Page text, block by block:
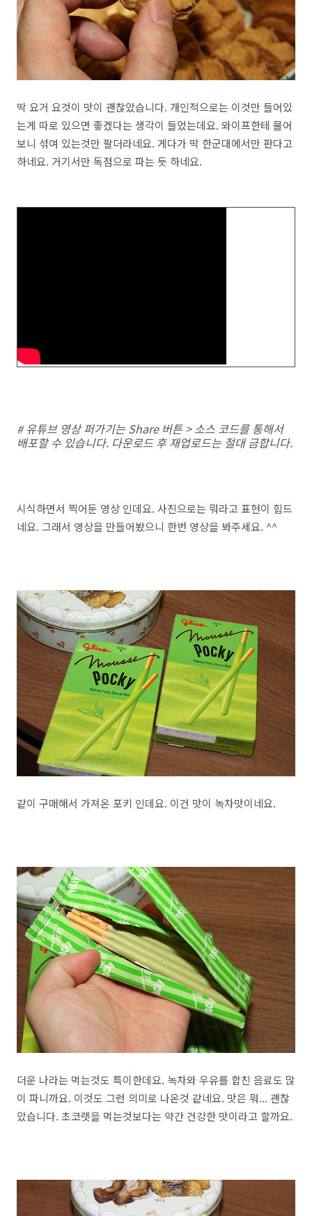
딱 요거 요것이 맛이 괜찮았습니다. 개인적으로는 이것만 들어있
는게 따로 있으면 좋겠다는 생각이 들었는데요. 와이프한테 물어
보니 섞여 있는것만 팔더라네요. 게다가 딱 한군대에서만 판다고
하네요. 거기서만 독점으로 파는 듯 하네요.
# 유튜브 영상 퍼가기는 Share 버튼 > 소스 코드를 통해서
배포할 수 있습니다. 다운로드 후 재업로드는 절대 금합니다.
시식하면서 찍어둔 영상 인데요. 사진으로는 뭐라고 표현이 힘드
네요. 그래서 영상을 만들어봤으니 한번 영상을 봐주세요. ^^
같이 구매해서 가져온 포키 인데요. 이건 맛이 녹차맛이네요.
더운 나라는 먹는것도 특이한데요. 녹차와 우유를 합친 음료도 많
이 파니까요. 이것도 그런 의미로 나온것 같네요. 맛은 뭐... 괜찮
았습니다. 초코렛을 먹는것보다는 약간 건강한 맛이라고 할까요.